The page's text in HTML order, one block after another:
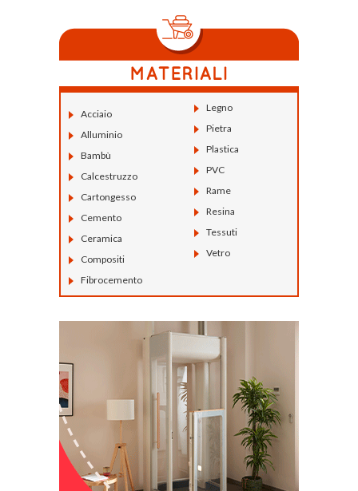
Acciaio
Alluminio
Bambù
Calcestruzzo
Cartongesso
Cemento
Ceramica
Compositi
Fibrocemento
Legno
Pietra
Plastica
PVC
Rame
Resina
Tessuti
Vetro